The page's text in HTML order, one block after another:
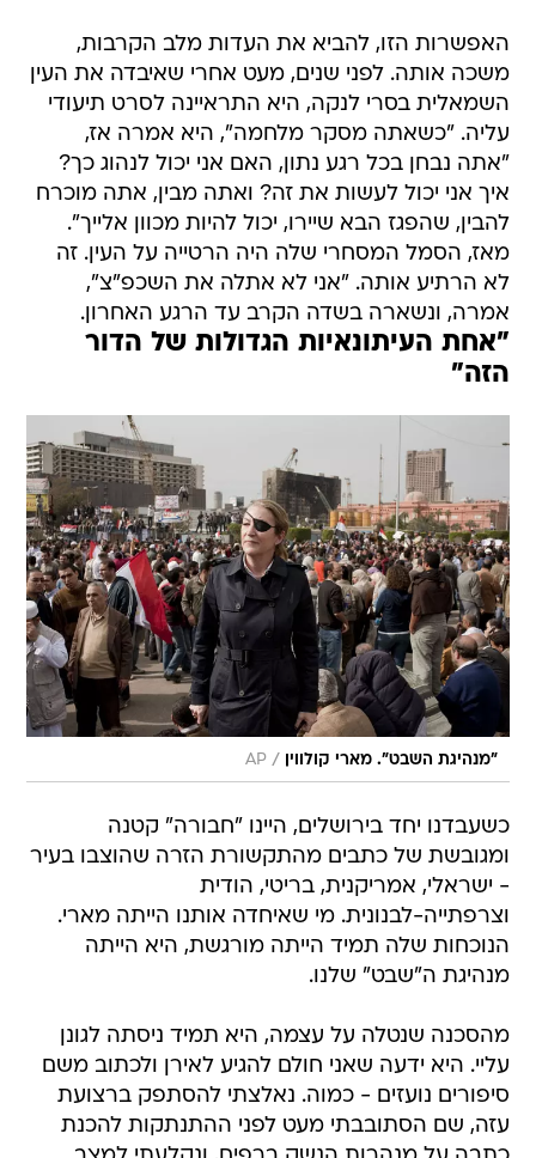
האפשרות הזו, להביא את העדות מלב הקרבות,
משכה אותה. לפני שנים, מעט אחרי שאיבדה את העין
השמאלית בסרי לנקה, היא התראיינה לסרט תיעודי
עליה. "כשאתה מסקר מלחמה", היא אמרה אז,
"אתה נבחן בכל רגע נתון, האם אני יכול לנהוג כך?
איך אני יכול לעשות את זה? ואתה מבין, אתה מוכרח
להבין, שהפגז הבא שיירו, יכול להיות מכוון אלייך".
מאז, הסמל המסחרי שלה היה הרטייה על העין. זה
לא הרתיע אותה. "אני לא אתלה את השכפ"צ",
אמרה, ונשארה בשדה הקרב עד הרגע האחרון.
"אחת העיתונאיות הגדולות של הדור
הזה"
"מנהיגת השבט". מארי קולווין /
AP
כשעבדנו יחד בירושלים, היינו "חבורה" קטנה
ומגובשת של כתבים מהתקשורת הזרה שהוצבו בעיר
- ישראלי, אמריקנית, בריטי, הודית
וצרפתייה-לבנונית. מי שאיחדה אותנו הייתה מארי.
הנוכחות שלה תמיד הייתה מורגשת, היא הייתה
מנהיגת ה"שבט" שלנו.
מהסכנה שנטלה על עצמה, היא תמיד ניסתה לגונן
עליי. היא ידעה שאני חולם להגיע לאירן ולכתוב משם
סיפורים נועזים - כמוה. נאלצתי להסתפק ברצועת
עזה, שם הסתובבתי מעט לפני ההתנתקות להכנת